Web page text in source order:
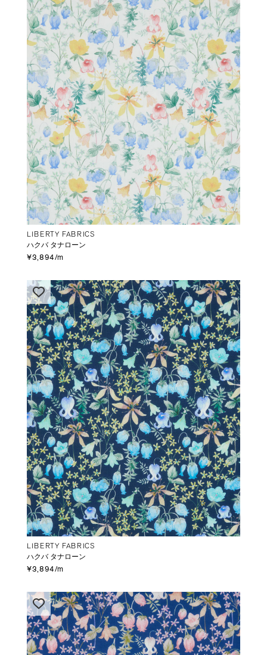
LIBERTY FABRICS
ハクバ タナローン
¥3,894/m
LIBERTY FABRICS
ハクバ タナローン
¥3,894/m